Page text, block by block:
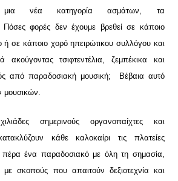
μια νέα κατηγορία ασμάτων, τα
Πόσες φορές δεν έχουμε βρεθεί σε κάποιο
σε κάποιο χορό ηπειρώτικου συλλόγου και
τσιφτεντέλια, ζεμπέκικα και
από παραδοσιακή μουσική; Βέβαια αυτό
μουσικών.
σημερινούς οργανοπαίχτες και
κάθε καλοκαίρι τις πλατείες
ένα παραδοσιακό με όλη τη σημασία,
με σκοπούς που απαιτούν δεξιοτεχνία και